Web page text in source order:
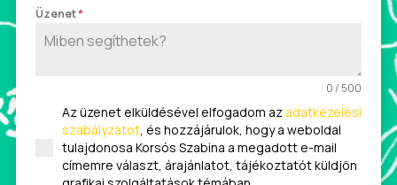
Üzenet*
0 / 500
Az üzenet elküldésével elfogadom az adatkezelési
szabályzatot, és hozzájárulok, hogy a weboldal
tulajdonosa Korsós Szabina a megadott e-mail
címemre választ, árajánlatot, tájékoztatót küldjön